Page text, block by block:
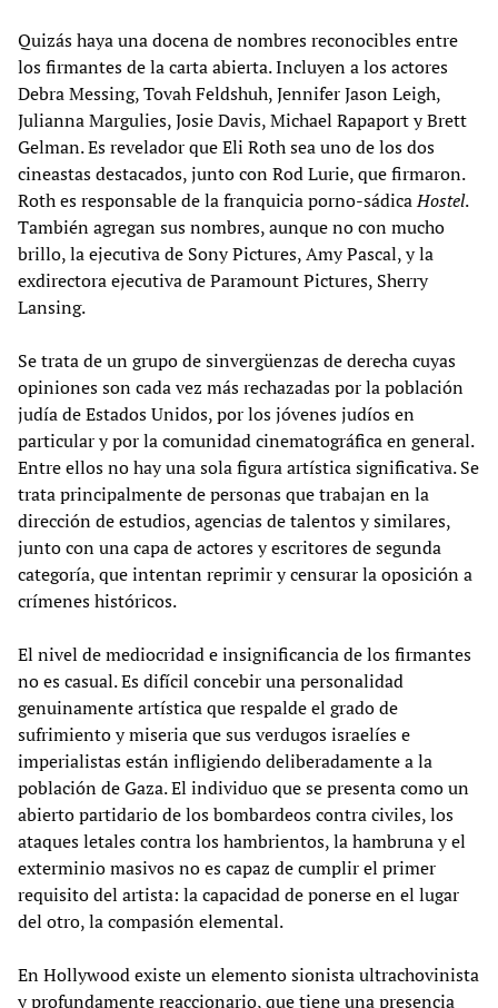
Quizás haya una docena de nombres reconocibles entre
los firmantes de la carta abierta. Incluyen a los actores
Debra Messing, Tovah Feldshuh, Jennifer Jason Leigh,
Julianna Margulies, Josie Davis, Michael Rapaport y Brett
Gelman. Es revelador que Eli Roth sea uno de los dos
cineastas destacados, junto con Rod Lurie, que firmaron.
Roth es responsable de la franquicia porno-sádicaHostel.
También agregan sus nombres, aunque no con mucho
brillo, la ejecutiva de Sony Pictures, Amy Pascal, y la
exdirectora ejecutiva de Paramount Pictures, Sherry
Lansing.
Se trata de un grupo de sinvergüenzas de derecha cuyas
opiniones son cada vez más rechazadas por la población
judía de Estados Unidos, por los jóvenes judíos en
particular y por la comunidad cinematográfica en general.
Entre ellos no hay una sola figura artística significativa. Se
trata principalmente de personas que trabajan en la
dirección de estudios, agencias de talentos y similares,
junto con una capa de actores y escritores de segunda
categoría, que intentan reprimir y censurar la oposición a
crímenes históricos.
El nivel de mediocridad e insignificancia de los firmantes
no es casual. Es difícil concebir una personalidad
genuinamente artística que respalde el grado de
sufrimiento y miseria que sus verdugos israelíes e
imperialistas están infligiendo deliberadamente a la
población de Gaza. El individuo que se presenta como un
abierto partidario de los bombardeos contra civiles, los
ataques letales contra los hambrientos, la hambruna y el
exterminio masivos no es capaz de cumplir el primer
requisito del artista: la capacidad de ponerse en el lugar
del otro, la compasión elemental.
En Hollywood existe un elemento sionista ultrachovinista
y profundamente reaccionario, que tiene una presencia